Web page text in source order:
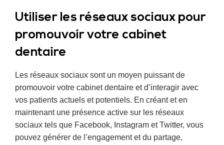
Utiliser les réseaux sociaux pour
promouvoir votre cabinet
dentaire
Les réseaux sociaux sont un moyen puissant de
promouvoir votre cabinet dentaire et d’interagir avec
vos patients actuels et potentiels. En créant et en
maintenant une présence active sur les réseaux
sociaux tels que Facebook, Instagram et Twitter, vous
pouvez générer de l’engagement et du partage,